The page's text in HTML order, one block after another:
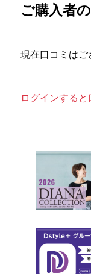
ご購入者
現在口コミはご
ログインすると